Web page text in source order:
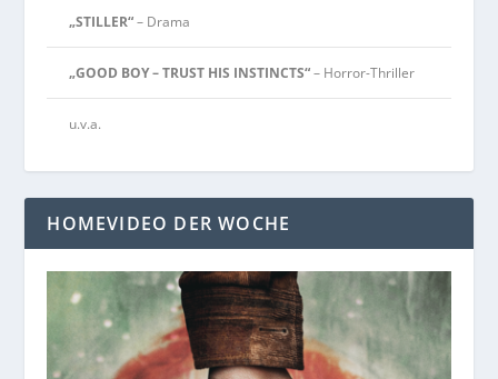
„STILLER“– Drama
„GOOD BOY – TRUST HIS INSTINCTS“– Horror-Thriller
u.v.a.
HOMEVIDEO DER WOCHE